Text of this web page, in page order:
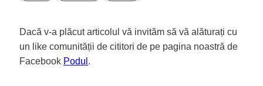
Dacă v-a plăcut articolul vă invităm să vă alăturați cu
un like comunității de cititori de pe pagina noastră de
Facebook Podul .